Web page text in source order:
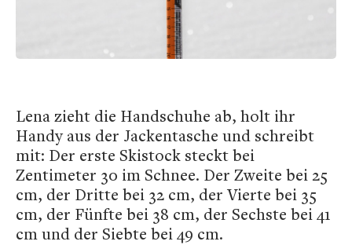
Lena zieht die Handschuhe ab, holt ihr
Handy aus der Jackentasche und schreibt
mit: Der erste Skistock steckt bei
Zentimeter 30 im Schnee. Der Zweite bei 25
cm, der Dritte bei 32 cm, der Vierte bei 35
cm, der Fünfte bei 38 cm, der Sechste bei 41
cm und der Siebte bei 49 cm.